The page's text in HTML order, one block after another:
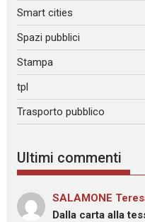
Smart cities
Spazi pubblici
Stampa
tpl
Trasporto pubblico
Ultimi commenti
SALAMONE
Dalla carta alla